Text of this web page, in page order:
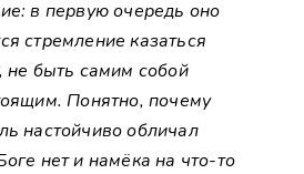
в первую очередь оно
стремление казаться
не быть самим собой
Понятно, почему
настойчиво обличал
нет и намёка на что-то